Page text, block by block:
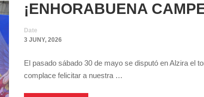
¡ENHORABUENA
Date
3 JUNY, 2026
El pasado sábado 30 de mayo se disputó en Alzira el
complace felicitar a nuestra …